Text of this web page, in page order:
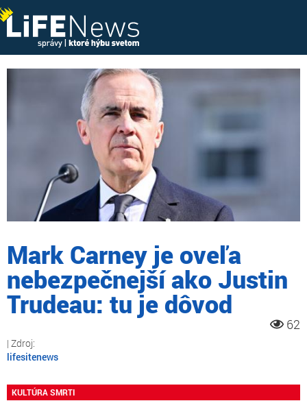
Mark Carney je oveľa
nebezpečnejší ako Justin
Trudeau: tu je dôvod
62
lifesitenews
KULTÚRA SMRTI